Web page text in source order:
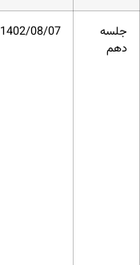
جلسه
دهم
1402/08/07